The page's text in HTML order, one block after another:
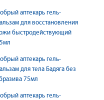
аптекарь гель-
для восстановления
быстродействующий
аптекарь гель-
для тела Бадяга без
75мл
аптекарь гель-